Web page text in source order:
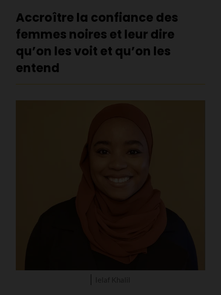
Accroître la confiance des
femmes noires et leur dire
qu’on les voit et qu’on les
entend